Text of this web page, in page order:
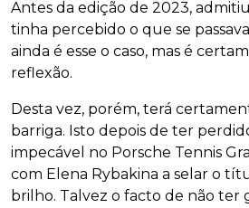
Antes da edição de 2023,
tinha percebido o que se
ainda é esse o caso, mas é
reflexão.
Desta vez, porém, terá
barriga. Isto depois de ter
impecável no Porsche Tennis
com Elena Rybakina a selar o
brilho. Talvez o facto de não ter